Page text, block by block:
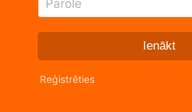
Parole
Ienākt
Reģistrēties